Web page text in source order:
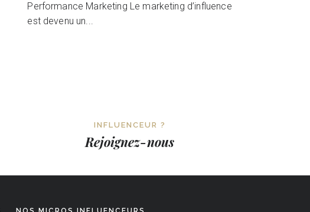
Performance Marketing Le marketing d’influence
est devenu un...
INFLUENCEUR ?
Rejoignez-nous